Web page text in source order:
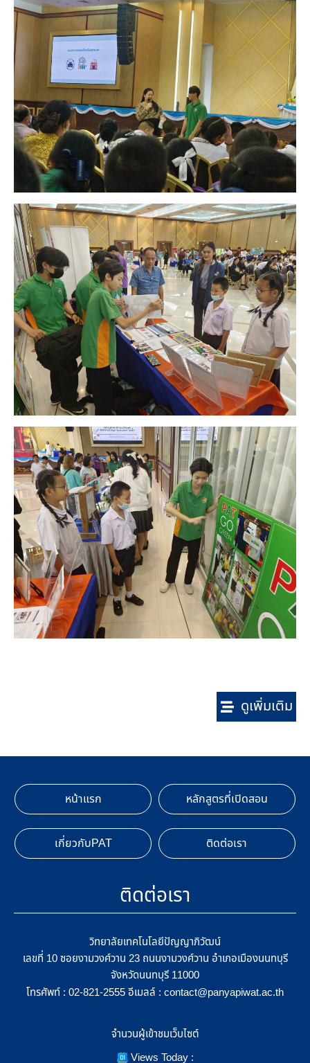
ดูเพิ่มเติม
หน้าแรก หลักสูตรที่เปิดสอน
เกี่ยวกับPAT ติดต่อเรา
ติดต่อเรา
วิทยาลัยเทคโนโลยีปัญญาภิวัฒน์
เลขที่ 10 ซอยงามวงศ์วาน 23 ถนนงามวงศ์วาน อำเภอเมืองนนทบุรี
จังหวัดนนทบุรี 11000
โทรศัพท์ : 02-821-2555 อีเมลล์ : contact@panyapiwat.ac.th
จำนวนผู้เข้าชมเว็บไซต์
Views Today :